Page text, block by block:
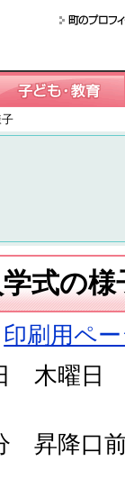
式の様
印刷用ペ
木曜日
昇降口